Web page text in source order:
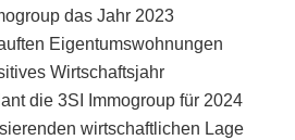
das Jahr 2023
Eigentumswohnungen
Wirtschaftsjahr
die 3SI Immogroup für 2024
wirtschaftlichen Lage